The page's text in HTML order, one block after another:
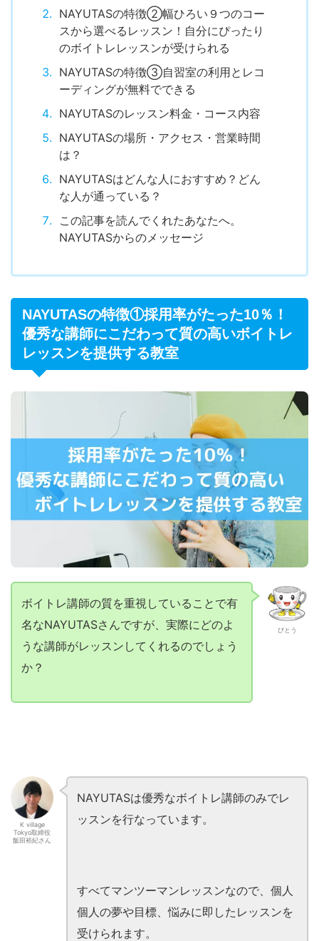
NAYUTASの特徴②幅ひろい９つのコー
スから選べるレッスン！自分にぴったり
のボイトレレッスンが受けられる
NAYUTASの特徴③自習室の利用とレコ
ーディングが無料でできる
NAYUTASのレッスン料金・コース内容
NAYUTASの場所・アクセス・営業時間
は？
NAYUTASはどんな人におすすめ？どん
な人が通っている？
この記事を読んでくれたあなたへ。
NAYUTASからのメッセージ
NAYUTASの特徴①採用率がたった10％！
優秀な講師にこだわって質の高いボイトレ
レッスンを提供する教室
びとう
ボイトレ講師の質を重視していることで有
名なNAYUTASさんですが、実際にどのよ
うな講師がレッスンしてくれるのでしょう
か？
K village
Tokyo取締役
飯田裕紀さん
NAYUTASは優秀なボイトレ講師のみでレ
ッスンを行なっています。
すべてマンツーマンレッスンなので、個人
個人の夢や目標、悩みに即したレッスンを
受けられます。